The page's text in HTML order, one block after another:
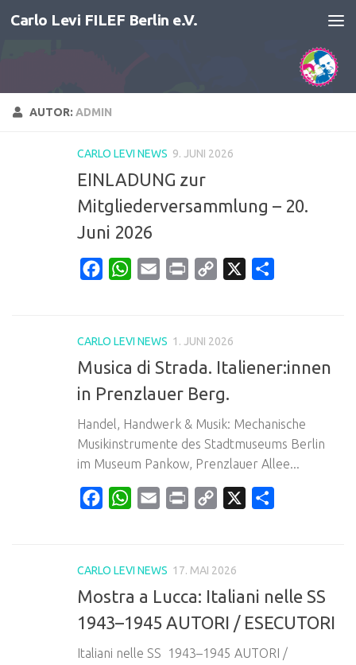
Zum Inhalt springen
Carlo Levi FILEF Berlin e.V.
AUTOR: ADMIN
CARLO LEVI NEWS 9. JUNI 2026
EINLADUNG zur
Mitgliederversammlung – 20.
Juni 2026
FacebookWhatsApp
Email Print
Copy
CARLO LEVI NEWS 1. JUNI 2026
Musica di Strada. Italiener:innen
in Prenzlauer Berg.
Handel, Handwerk & Musik: Mechanische
Musikinstrumente des Stadtmuseums Berlin
im Museum Pankow, Prenzlauer Allee...
FacebookWhatsApp
Email Print
Copy
CARLO LEVI NEWS 17. MAI 2026
Mostra a Lucca: Italiani nelle SS
1943–1945 AUTORI / ESECUTORI
Italiani nelle SS 1943–1945 AUTORI /